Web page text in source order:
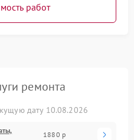
работ
ремонта
дату 10.08.2026
1880 р